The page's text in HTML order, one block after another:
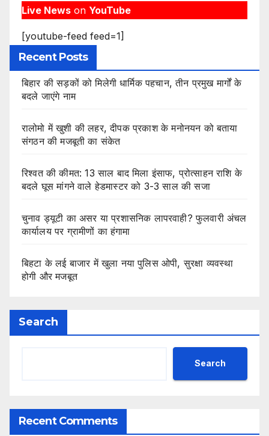
Live News on YouTube
[youtube-feed feed=1]
Recent Posts
बिहार की सड़कों को मिलेगी धार्मिक पहचान, तीन प्रमुख मार्गों के
बदले जाएंगे नाम
रालोमो में खुशी की लहर, दीपक प्रकाश के मनोनयन को बताया
संगठन की मजबूती का संकेत
रिश्वत की कीमत: 13 साल बाद मिला इंसाफ, प्रोत्साहन राशि के
बदले घूस मांगने वाले हेडमास्टर को 3-3 साल की सजा
चुनाव ड्यूटी का असर या प्रशासनिक लापरवाही? फुलवारी अंचल
कार्यालय पर ग्रामीणों का हंगामा
बिहटा के लई बाजार में खुला नया पुलिस ओपी, सुरक्षा व्यवस्था
होगी और मजबूत
Search
Search
Recent Comments